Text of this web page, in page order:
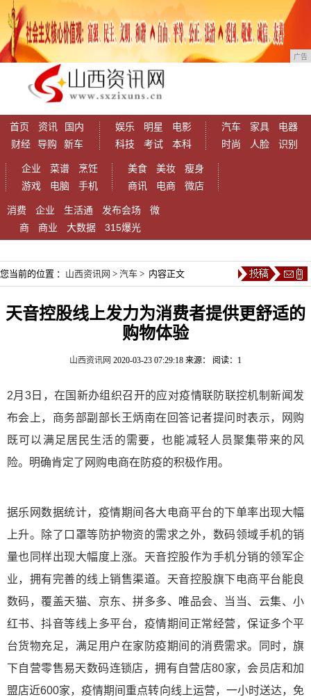
广告
首页 资讯
国内
财经
导购 新车
娱乐 明星
电影
科技
考试 本科
汽车 家具
电器
时尚
人脸 识别
企业 菜谱
烹饪
游戏
电脑 手机
美食 美妆
瘦身
商讯
电商 微店
消费 企业 生活通 发布会场
微
商
商业 大数据 315爆光
您当前的位置 ： 山西资讯网 > 汽车 > 内容正文
天音控股线上发力为消费者提供更舒适的
购物体验
山西资讯网 2020-03-23 07:29:18 来源： 阅读：1
2月3日，在国新办组织召开的应对疫情联防联控机制新闻发
布会上，商务部副部长王炳南在回答记者提问时表示，网购
既可以满足居民生活的需要，也能减轻人员聚集带来的风
险。明确肯定了网购电商在防疫的积极作用。
据乐网数据统计，疫情期间各大电商平台的下单率出现大幅
上升。除了口罩等防护物资的需求之外，数码领域手机的销
量也同样出现大幅度上涨。天音控股作为手机分销的领军企
业，拥有完善的线上销售渠道。天音控股旗下电商平台能良
数码，覆盖天猫、京东、拼多多、唯品会、当当、云集、小
红书、抖音等线上多平台，疫情期间正常经营，保证多个平
台货物充足，满足用户在家防疫期间的消费需求。同时，旗
下自营零售易天数码连锁店，拥有自营店80家，会员店和加
盟店近600家，疫情期间重点转向线上运营，一小时送达，免